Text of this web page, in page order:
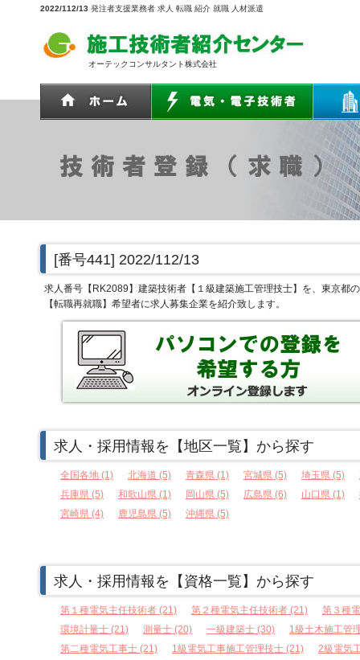
2022/112/13 発注者支援業務者 求人 転職 紹介 就職 人材派遣
オーテックコンサルタント株式会社
[番号441] 2022/112/13
求人番号【RK2089】建築技術者【１級建築施工管理技士】を、東京都
【転職再就職】希望者に求人募集企業を紹介致します。
求人・採用情報を【地区一覧】から探す
全国各地 (1) 北海道 (5) 青森県 (1) 宮城県 (5) 埼玉県 (5)
兵庫県 (5)
和歌山県 (1) 岡山県 (5) 広島県 (6) 山口県 (1)
宮崎県 (4)
鹿児島県 (5) 沖縄県 (5)
求人・採用情報を【資格一覧】から探す
第１種電気主任技術者 (21) 第２種電気主任技術者 (21)
第３種
環境計量士 (21)
測量士 (20) 一級建築士 (30)
1級土木施工管
第二種電気工事士 (21)
1級電気工事施工管理技士 (21)
2級電気